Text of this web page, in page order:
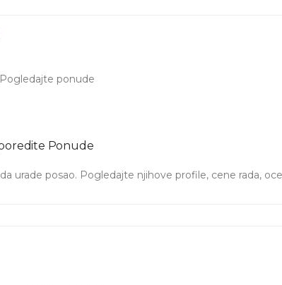
Ponude
urade posao. Pogledajte njihove profile, cene rada,